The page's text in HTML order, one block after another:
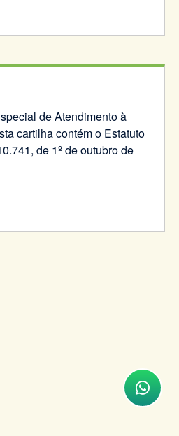
de Atendimento à
cartilha contém o Estatuto
de 1º de outubro de